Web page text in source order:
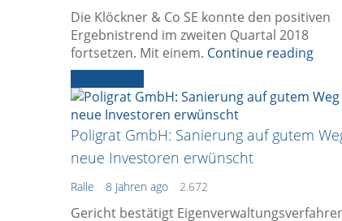
Die Klöckner & Co SE konnte den positiven
Ergebnistrend im zweiten Quartal 2018
fortsetzen. Mit einem. Continue reading
Poligrat GmbH: Sanierung auf gutem
neue Investoren erwünscht
Ralle 8 Jahren ago 2.672
Gericht bestätigt